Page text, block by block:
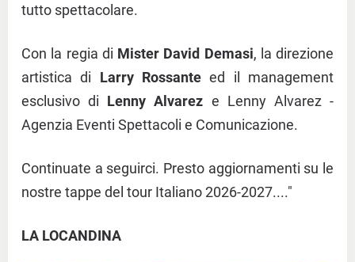
tutto spettacolare.
Con la regia di Mister David Demasi, la direzione
artistica di Larry Rossante ed il management
esclusivo di Lenny Alvarez e Lenny Alvarez -
Agenzia Eventi Spettacoli e Comunicazione.
Continuate a seguirci. Presto aggiornamenti su le
nostre tappe del tour Italiano 2026-2027...."
LA LOCANDINA